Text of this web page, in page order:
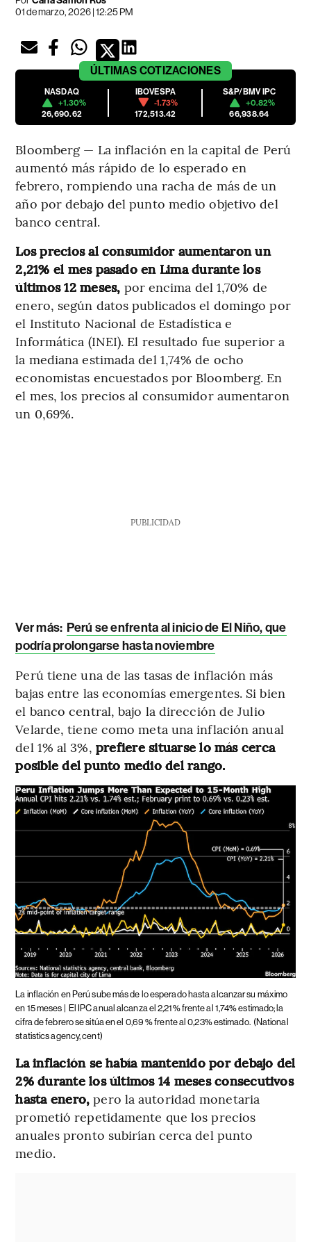
01 de marzo, 2026 | 12:25 PM
ÚLTIMAS COTIZACIONES
NASDAQ
+1.30%
26,690.62
IBOVESPA
-1.73%
172,513.42
S&P/BMV IPC
+0.82%
66,938.64
Bloomberg — La inflación en la capital de Perú
aumentó más rápido de lo esperado en
febrero, rompiendo una racha de más de un
año por debajo del punto medio objetivo del
banco central.
Los precios al consumidor aumentaron un
2,21% el mes pasado en Lima durante los
últimos 12 meses, por encima del 1,70% de
enero, según datos publicados el domingo por
el Instituto Nacional de Estadística e
Informática (INEI). El resultado fue superior a
la mediana estimada del 1,74% de ocho
economistas encuestados por Bloomberg. En
el mes, los precios al consumidor aumentaron
un 0,69%.
PUBLICIDAD
Ver más: Perú se enfrenta al inicio de El Niño, que
podría prolongarse hasta noviembre
Perú tiene una de las tasas de inflación más
bajas entre las economías emergentes. Si bien
el banco central, bajo la dirección de Julio
Velarde, tiene como meta una inflación anual
del 1% al 3%, prefiere situarse lo más cerca
posible del punto medio del rango.
La inflación en Perú sube más de lo esperado hasta alcanzar su máximo
en 15 meses | El IPC anual alcanza el 2,21% frente al 1,74% estimado; la
cifra de febrero se sitúa en el 0,69 % frente al 0,23% estimado. (National
statistics agency, cent)
La inflación se había mantenido por debajo del
2% durante los últimos 14 meses consecutivos
hasta enero, pero la autoridad monetaria
prometió repetidamente que los precios
anuales pronto subirían cerca del punto
medio.